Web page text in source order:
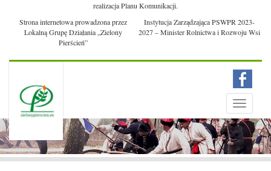
realizacja Planu Komunikacji.
Strona internetowa prowadzona przez
Lokalną Grupę Działania „Zielony
Pierścień”
Instytucja Zarządzająca PSWPR 2023-
2027 – Minister Rolnictwa i Rozwoju Wsi
Toggle
Menu